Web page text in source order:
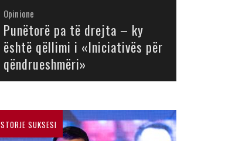
Opinione
Opinione
Punëtorë pa të drejta – ky
është qëllimi i «Iniciativës për
qëndrueshmëri»
Opinione
Opinione
Opinione
Opinione
Opinione
Opinione
STORJE SUKSESI